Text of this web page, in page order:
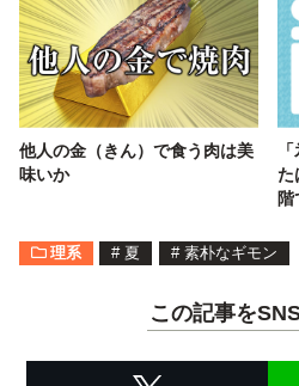
他人の金（きん）で食う肉は美
味いか
た
階
理系 # 夏 # 素朴なギモン
この記事を